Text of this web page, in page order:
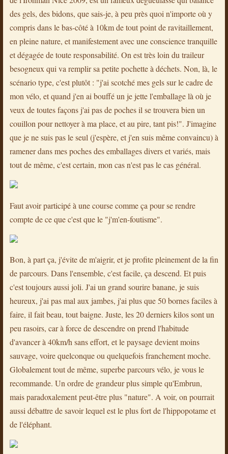
des gels, des bidons, que sais-je, à peu près quoi n'importe où y
compris dans le bas-côté à 10km de tout point de ravitaillement,
en pleine nature, et manifestement avec une conscience tranquille
et dégagée de toute responsabilité. On est très loin du traileur
besogneux qui va remplir sa petite pochette à déchets. Non, là, le
scénario type, c'est plutôt : "j'ai scotché mes gels sur le cadre de
mon vélo, et quand j'en ai bouffé un je jette l'emballage là où je
veux de toutes façons j'ai pas de poches il se trouvera bien un
couillon pour nettoyer à ma place, et au pire, tant pis!". J'imagine
que je ne suis pas le seul (j'espère, et j'en suis même convaincu) à
ramener dans mes poches des emballages divers et variés, mais
tout de même, c'est certain, mon cas n'est pas le cas général.
Faut avoir participé à une course comme ça pour se rendre
compte de ce que c'est que le "j'm'en-foutisme".
Bon, à part ça, j'évite de m'aigrir, et je profite pleinement de la fin
de parcours. Dans l'ensemble, c'est facile, ça descend. Et puis
c'est toujours aussi joli. J'ai un grand sourire banane, je suis
heureux, j'ai pas mal aux jambes, j'ai plus que 50 bornes faciles à
faire, il fait beau, tout baigne. Juste, les 20 derniers kilos sont un
peu rasoirs, car à force de descendre on prend l'habitude
d'avancer à 40km/h sans effort, et le paysage devient moins
sauvage, voire quelconque ou quelquefois franchement moche.
Globalement tout de même, superbe parcours vélo, je vous le
recommande. Un ordre de grandeur plus simple qu'Embrun,
mais paradoxalement peut-être plus "nature". A voir, on pourrait
aussi débattre de savoir lequel est le plus fort de l'hippopotame et
de l'éléphant.